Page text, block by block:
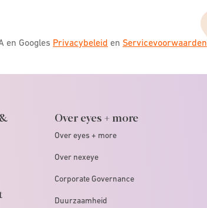
en Googles Privacybeleid en Servicevoorwaarden
Over eyes + more
Over eyes + more
Over nexeye
Corporate Governance
Duurzaamheid